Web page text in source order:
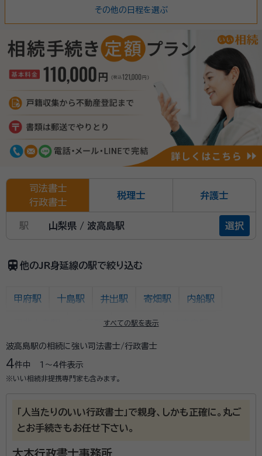
その他の日程を選ぶ
司法書士
行政書士
税理士 弁護士
駅 山梨県 / 波高島駅 選択
train 他のJR身延線の駅で絞り込む
すべての駅を表示
甲府駅 十島駅 井出駅 寄畑駅 内船駅
塩之沢駅
下部温泉駅 甲斐常葉駅 市ノ瀬駅
小井川駅 常永駅 国母駅
南甲府駅 善光寺駅
波高島駅の相続に強い司法書士/行政書士
4件中 1〜4件表示
※いい相続非提携専門家も含みます。
「人当たりのいい行政書士」で親身、しかも正確に。丸ご
とお手続きもお任せ下さい。
大木行政書士事務所